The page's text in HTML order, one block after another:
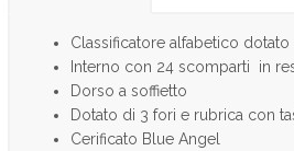
Classificatore alfabetico
Interno con 24 scomparti in
Dorso a soffietto
Dotato di 3 fori e rubrica con
Cerificato Blue Angel